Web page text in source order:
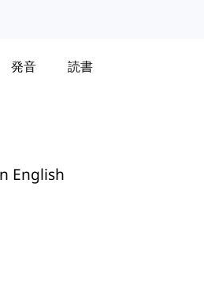
発音 読書
English